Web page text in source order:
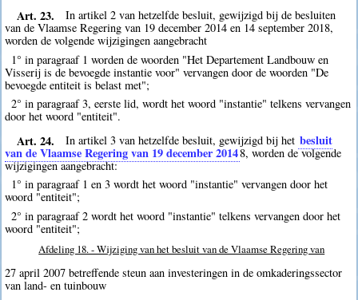
Art. 23.
In artikel 2 van hetzelfde besluit, gewijzigd bij de besluiten
van de Vlaamse Regering van 19 december 2014 en 14 september 2018,
worden de volgende wijzigingen aangebracht
1° in paragraaf 1 worden de woorden "Het Departement Landbouw en
Visserij is de bevoegde instantie voor" vervangen door de woorden "De
bevoegde entiteit is belast met";
2° in paragraaf 3, eerste lid, wordt het woord "instantie" telkens vervangen
door het woord "entiteit".
Art. 24. In artikel 3 van hetzelfde besluit, gewijzigd bij het besluit
van de Vlaamse Regering van 19 december 20148, worden de volgende
wijzigingen aangebracht:
1° in paragraaf 1 en 3 wordt het woord "instantie" vervangen door het
woord "entiteit";
2° in paragraaf 2 wordt het woord "instantie" telkens vervangen door het
woord "entiteit";
Afdeling 18. - Wijziging van het besluit van de Vlaamse Regering van
27 april 2007 betreffende steun aan investeringen in de omkaderingssector
van land- en tuinbouw